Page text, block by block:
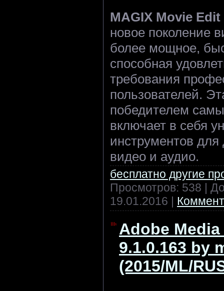
MAGIX Movie
новое поколение
более мощное,
способная
требования
пользователей.
победителем
включает в себя
инструментов для
видео и аудио.
бесплатно другие
Просмотров: 538 |
19.01.2016 |
Adobe
9.1.0.163 by
(2015/ML/